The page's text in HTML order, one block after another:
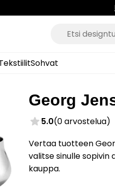
Sohvat
Georg
5.0(0 arvostelua)
Vertaa tuotteen
valitse sinulle sopivin
kauppa.